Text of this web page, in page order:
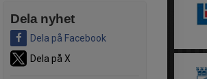
Dela nyhet
Dela på Facebook
Dela på X